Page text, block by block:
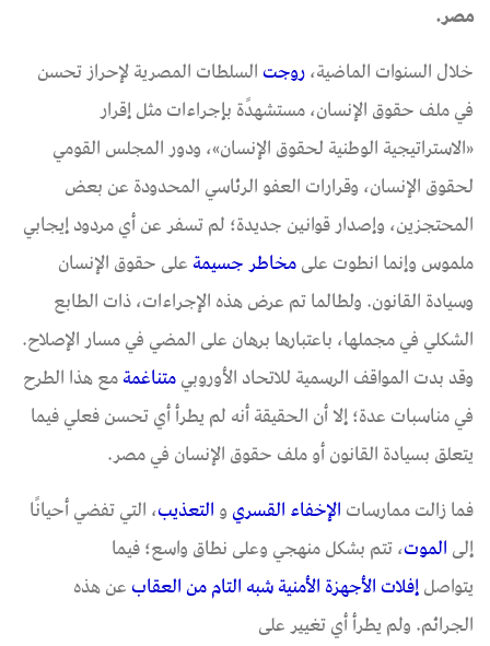
مصر.
خلال السنوات الماضية،روجتالسلطات المصرية لإحراز تحسن
في ملف حقوق الإنسان، مستشهدًة بإجراءات مثل إقرار
«الاستراتيجية الوطنية لحقوق الإنسان»، ودور المجلس القومي
لحقوق الإنسان، وقرارات العفو الرئاسي المحدودة عن بعض
المحتجزين، وإصدار قوانين جديدة؛ لم تسفر عن أي مردود إيجابي
ملموس وإنما انطوت علىمخاطرجسيمةعلى حقوق الإنسان
وسيادة القانون. ولطالما تم عرض هذه الإجراءات، ذات الطابع
الشكلي في مجملها، باعتبارها برهان على المضي في مسار الإصلاح.
وقد بدت المواقف الرسمية للاتحاد الأوروبيمتناغمةمع هذا الطرح
في مناسبات عدة؛ إلا أن الحقيقة أنه لم يطرأ أي تحسن فعلي فيما
يتعلق بسيادة القانون أو ملف حقوق الإنسان في مصر.
فما زالت ممارساتالإخفاءالقسريوالتعذيب، التي تفضي أحيانًا
إلىالموت، تتم بشكل منهجي وعلى نطاق واسع؛ فيما
يتواصلإفلات الأجهزة الأمنية شبه التام من العقابعن هذه
الجرائم. ولم يطرأ أي تغيير على